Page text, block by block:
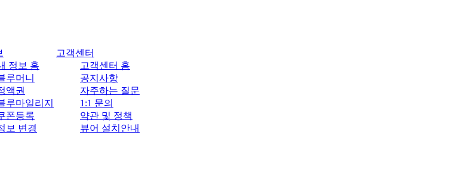
정보 홈
루머니
액권
루마일리지
폰등록
보 변경
고객센터
고객센터 홈
공지사항
자주하는 질문
1:1 문의
약관 및 정책
뷰어 설치안내